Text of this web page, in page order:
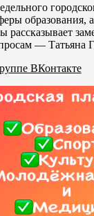
образования,
— Татьяна
ВКонтакте